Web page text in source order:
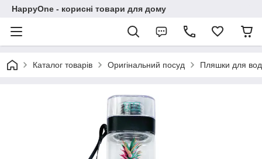
HappyOne - корисні товари для дому
Каталог товарів Оригінальний посуд Пляшки для